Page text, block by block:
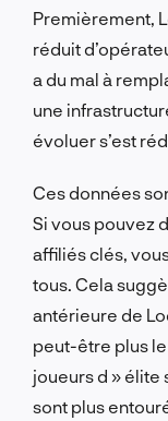
Premièrement,
réduit
a du mal à
une
évoluer s’est
Ces données
Si vous pouvez
affiliés clés,
tous. Cela
antérieure de
peut-être plus
joueurs d » élite
sont plus